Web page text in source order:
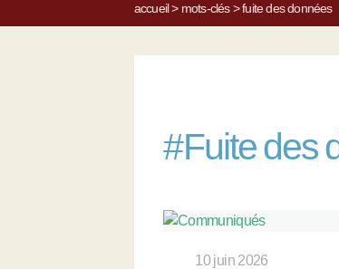
accueil> mots-clés> fuite des données
#Fuite des
10 juin 2026